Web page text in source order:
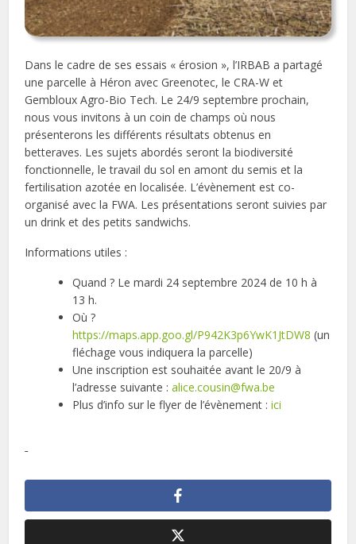
Dans le cadre de ses essais « érosion », l’IRBAB a partagé
une parcelle à Héron avec Greenotec, le CRA-W et
Gembloux Agro-Bio Tech. Le 24/9 septembre prochain,
nous vous invitons à un coin de champs où nous
présenterons les différents résultats obtenus en
betteraves. Les sujets abordés seront la biodiversité
fonctionnelle, le travail du sol en amont du semis et la
fertilisation azotée en localisée. L’évènement est co-
organisé avec la FWA. Les présentations seront suivies par
un drink et des petits sandwichs.
Informations utiles :
Quand ? Le mardi 24 septembre 2024 de 10 h à
13 h.
Où ?
https://maps.app.goo.gl/P942K3p6YwK1JtDW8 (un
fléchage vous indiquera la parcelle)
Une inscription est souhaitée avant le 20/9 à
l’adresse suivante :alice.cousin@fwa.be
Plus d’info sur le flyer de l’évènement :ici